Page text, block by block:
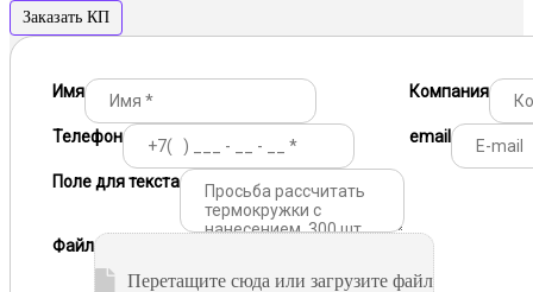
Заказать КП
Имя Компания
Телефон email
Поле для текста
Файл
Перетащите сюда или загрузите файл